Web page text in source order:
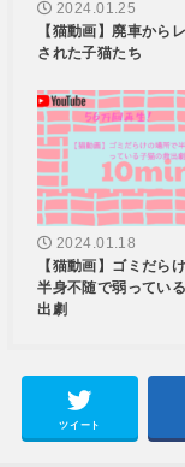
2024.01.25
【猫動画】廃車から
された子猫たち
2024.01.18
【猫動画】ゴミだら
半身不随で弱ってい
出劇
ツイート